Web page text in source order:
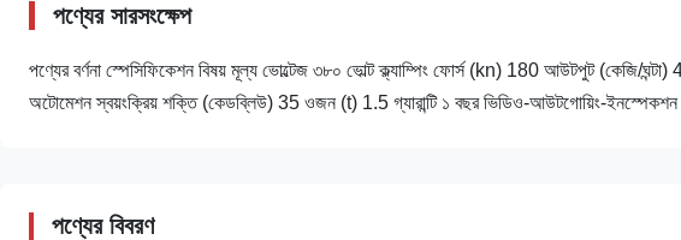
পণ্যের সারসংক্ষেপ
পণ্যের বর্ণনা স্পেসিফিকেশন বিষয় মূল্য ভোল্টেজ ৩৮০ ভোল্ট ক্ল্যাম্পিং ফোর্স (kn) 180 আউটপুট (কেজি/ঘন্টা)
অটোমেশন স্বয়ংক্রিয় শক্তি (কেডব্লিউ) 35 ওজন (t) 1.5 গ্যারান্টি ১ বছর ভিডিও-আউটগোয়িং-ইনস্পেকশন
পণ্যের বিবরণ